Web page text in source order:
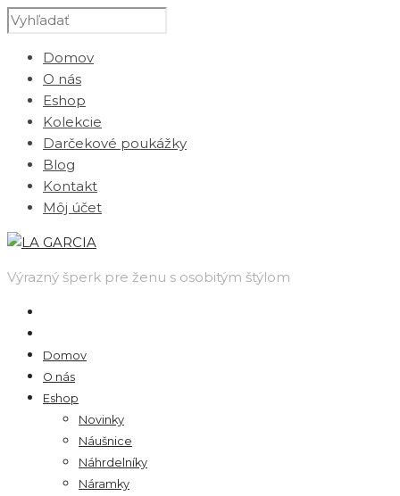
Domov
O nás
Eshop
Kolekcie
Darčekové poukážky
Blog
Kontakt
Môj účet
Výrazný šperk pre ženu s osobitým štýlom
Domov
O nás
Eshop
Novinky
Náušnice
Náhrdelníky
Náramky